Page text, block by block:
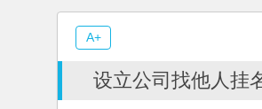
设立公司找他人挂
A+